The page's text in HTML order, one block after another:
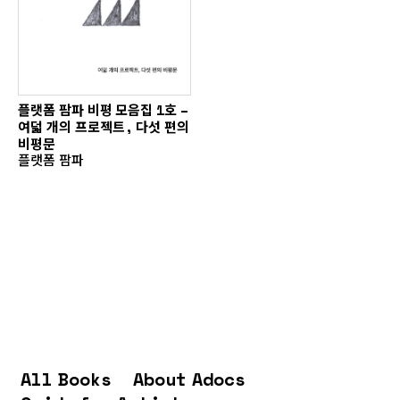
플랫폼 팜파 비평 모음집 1호 –
여덟 개의 프로젝트, 다섯 편의
비평문
플랫폼 팜파
All Books
About Adocs